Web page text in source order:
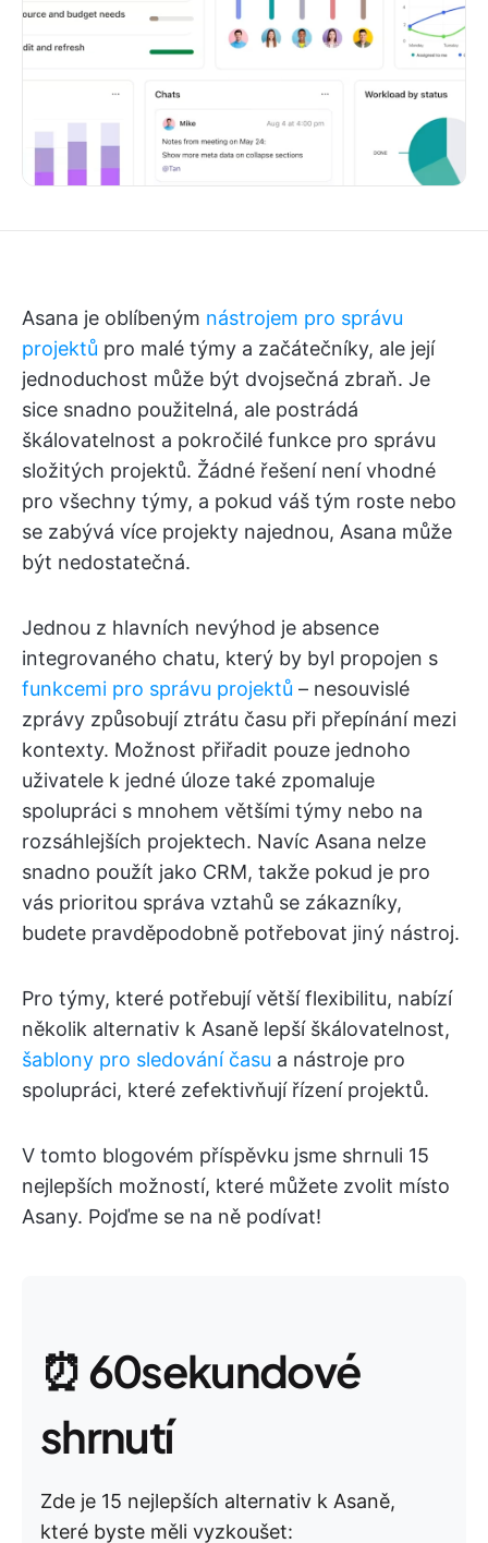
Asana je oblíbeným nástrojem pro správu
projektů pro malé týmy a začátečníky, ale její
jednoduchost může být dvojsečná zbraň. Je
sice snadno použitelná, ale postrádá
škálovatelnost a pokročilé funkce pro správu
složitých projektů. Žádné řešení není vhodné
pro všechny týmy, a pokud váš tým roste nebo
se zabývá více projekty najednou, Asana může
být nedostatečná.
Jednou z hlavních nevýhod je absence
integrovaného chatu, který by byl propojen s
funkcemi pro správu projektů – nesouvislé
zprávy způsobují ztrátu času při přepínání mezi
kontexty. Možnost přiřadit pouze jednoho
uživatele k jedné úloze také zpomaluje
spolupráci s mnohem většími týmy nebo na
rozsáhlejších projektech. Navíc Asana nelze
snadno použít jako CRM, takže pokud je pro
vás prioritou správa vztahů se zákazníky,
budete pravděpodobně potřebovat jiný nástroj.
Pro týmy, které potřebují větší flexibilitu, nabízí
několik alternativ k Asaně lepší škálovatelnost,
šablony pro sledování času a nástroje pro
spolupráci, které zefektivňují řízení projektů.
V tomto blogovém příspěvku jsme shrnuli 15
nejlepších možností, které můžete zvolit místo
Asany. Pojďme se na ně podívat!
⏰ 60sekundové
shrnutí
Zde je 15 nejlepších alternativ k Asaně,
které byste měli vyzkoušet: